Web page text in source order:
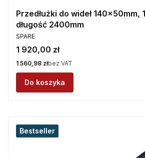
Przedłużki do wideł 140x50mm,
długość 2400mm
PRODUCENT
SPARE
Cena
1 920,00 zł
Cena
1 560,98 złbez VAT
Do koszyka
Bestseller